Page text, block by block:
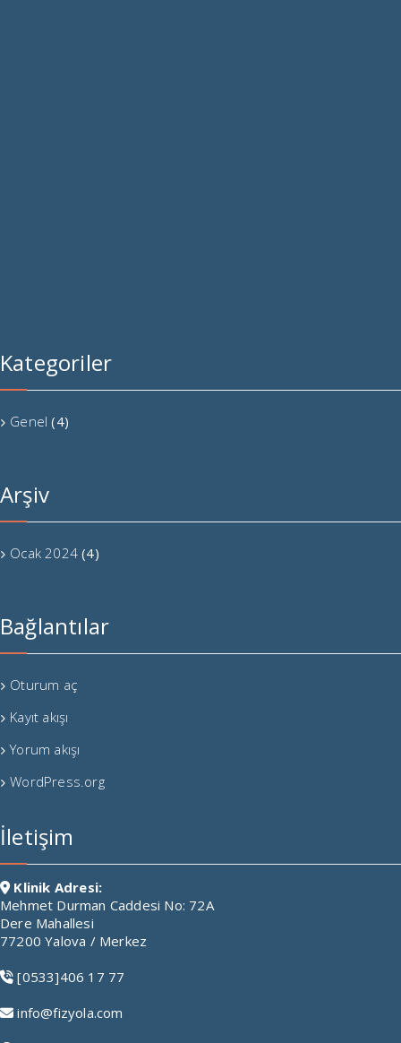
Kategoriler
Genel (4)
Arşiv
Ocak 2024 (4)
Bağlantılar
Oturum aç
Kayıt akışı
Yorum akışı
WordPress.org
İletişim
Klinik Adresi:
Mehmet Durman Caddesi No: 72A
Dere Mahallesi
77200 Yalova / Merkez
[0533]406 17 77
info@fizyola.com